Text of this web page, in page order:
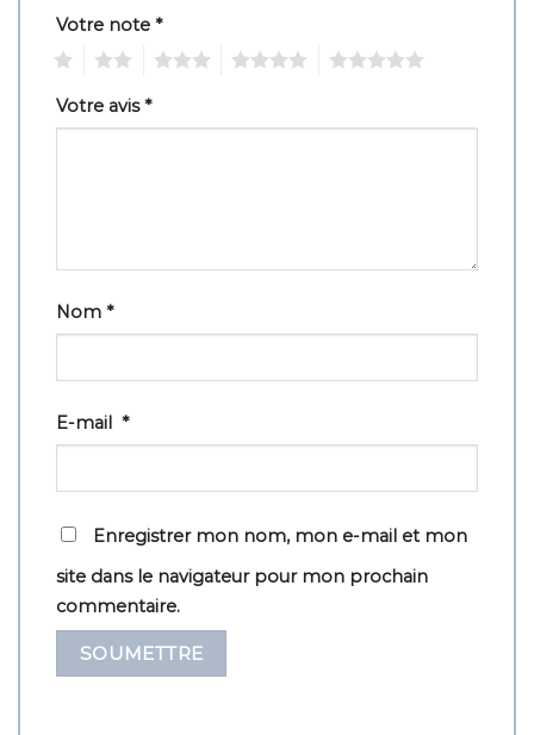
Votre note *
Votre avis*
Nom *
E-mail *
Enregistrer mon nom, mon e-mail et mon
site dans le navigateur pour mon prochain
commentaire.